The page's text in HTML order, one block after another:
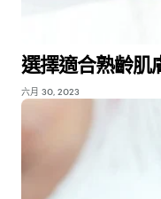
選擇適合熟齡肌
六月 30, 2023